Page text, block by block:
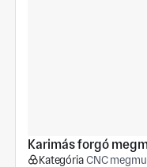
Karimás forgó
KategóriaCNC